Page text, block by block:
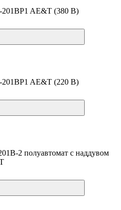
AE&T (380 В)
AE&T (220 В)
2 полуавтомат с наддувом